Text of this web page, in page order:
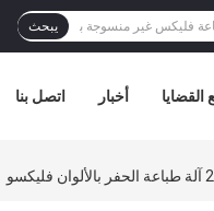
يبحث
اتصل بنا أخبار القضايا
2 آلة طباعة الحفر بالألوان فليكسو